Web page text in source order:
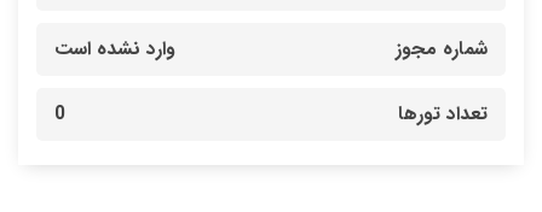
شماره مجوز وارد نشده است
تعداد تورها 0